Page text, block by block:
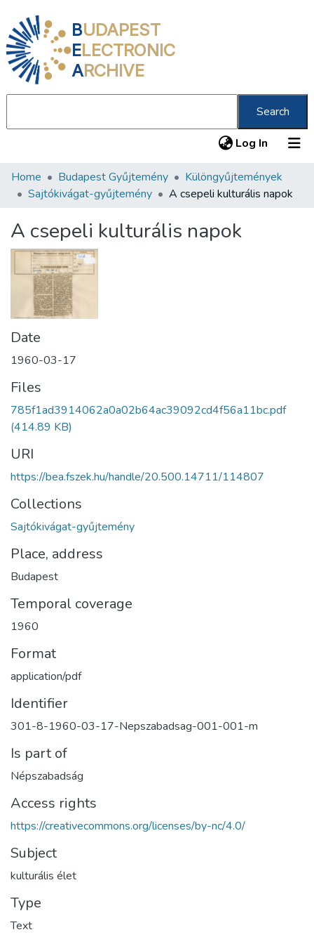
BUDAPEST
ELECTRONIC
ARCHIVE
Search
Log In (current)
Communities & Collections
Statistics
About us
Home Budapest Gyűjtemény
Különgyűjtemények
Sajtókivágat-gyűjtemény
A csepeli kulturális napok
A csepeli kulturális napok
Date
1960-03-17
Files
785f1ad3914062a0a02b64ac39092cd4f56a11bc.pdf
(414.89 KB)
URI
https://bea.fszek.hu/handle/20.500.14711/114807
Collections
Sajtókivágat-gyűjtemény
Place, address
Budapest
Temporal coverage
1960
Format
application/pdf
Identifier
301-8-1960-03-17-Nepszabadsag-001-001-m
Is part of
Népszabadság
Access rights
https://creativecommons.org/licenses/by-nc/4.0/
Subject
kulturális élet
Type
Text